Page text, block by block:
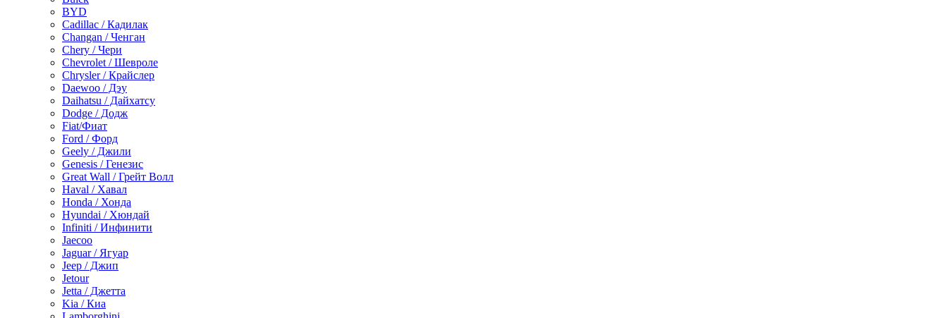
BYD
Cadillac / Кадилак
Changan / Ченган
Chery / Чери
Chevrolet / Шевроле
Chrysler / Крайслер
Daewoo / Дэу
Daihatsu / Дайхатсу
Dodge / Додж
Fiat/Фиат
Ford / Форд
Geely / Джили
Genesis / Генезис
Great Wall / Грейт Волл
Haval / Хавал
Honda / Хонда
Hyundai / Хюндай
Infiniti / Инфинити
Jaecoo
Jaguar / Ягуар
Jeep / Джип
Jetour
Jetta / Джетта
Kia / Киа